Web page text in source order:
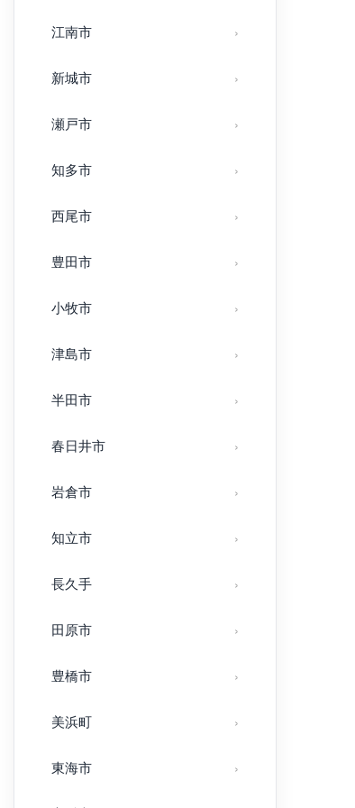
江南市
新城市
瀬戸市
知多市
西尾市
豊田市
小牧市
津島市
半田市
春日井市
岩倉市
知立市
長久手
田原市
豊橋市
美浜町
東海市